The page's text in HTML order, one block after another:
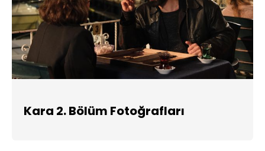
Kara 2. Bölüm Fotoğrafları